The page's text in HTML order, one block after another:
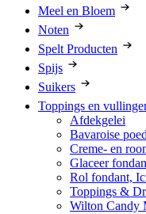
Meel en Bloem
Noten
Spelt Producten
Spijs
Suikers
Toppings en
Afdekgelei
Bavaroise
Creme- en
Glaceer
Rol fondant,
Toppings &
Wilton Candy